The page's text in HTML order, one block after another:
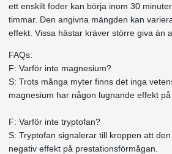
ett enskilt foder kan börja inom 30
timmar. Den angivna mängden kan
effekt. Vissa hästar kräver större giva än
FAQs:
F: Varför inte magnesium?
S: Trots många myter finns det inga
magnesium har någon lugnande effekt på
F: Varför inte tryptofan?
S: Tryptofan signalerar till kroppen att
negativ effekt på prestationsförmågan.